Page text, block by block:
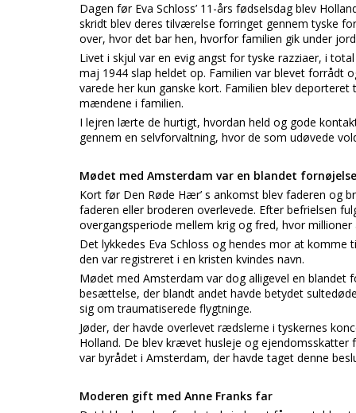
Dagen før Eva Schloss’ 11-års fødselsdag blev
skridt blev deres tilværelse forringet gennem tyske
over, hvor det bar hen, hvorfor familien gik under
Livet i skjul var en evig angst for tyske razziaer, i
maj 1944 slap heldet op. Familien var blevet forrådt
varede her kun ganske kort. Familien blev
mændene i familien.
I lejren lærte de hurtigt, hvordan held og gode
gennem en selvforvaltning, hvor de som udøvede
Mødet med Amsterdam var en blandet fornøjelse
Kort før Den Røde Hær’ s ankomst blev faderen og
faderen eller broderen overlevede. Efter befrielsen
overgangsperiode mellem krig og fred, hvor
Det lykkedes Eva Schloss og hendes mor at
den var registreret i en kristen kvindes navn.
Mødet med Amsterdam var dog alligevel en
besættelse, der blandt andet havde betydet
sig om traumatiserede flygtninge.
Jøder, der havde overlevet rædslerne i tyskernes
Holland. De blev krævet husleje og
var byrådet i Amsterdam, der havde taget denne
Moderen gift med Anne Franks far